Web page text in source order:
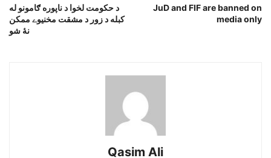
د حکومت لخوا د ناپوره ګامونو له
کبله د زور د مشقت مخنيوے ممکن
نۀ شو
JuD and FIF are banned on
media only
Qasim Ali